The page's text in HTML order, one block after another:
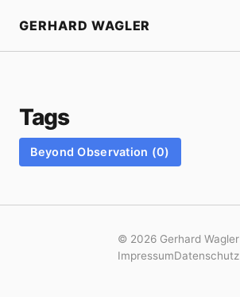
GERHARD WAGLER
Tags
Beyond Observation (0)
© 2026 Gerhard Wagler
ImpressumDatenschutz